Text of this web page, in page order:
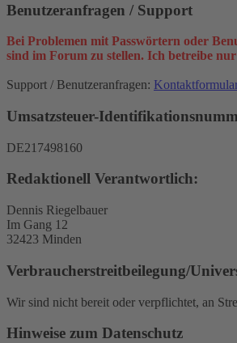
Benutzeranfragen / Support
Bei Problemen mit Passwörtern oder
sind im Forum zu stellen. Ich betreibe
Support / Benutzeranfragen:
Umsatzsteuer-
DE217498160
Redaktionell Verantwortlich:
Dennis Riegelbauer
Im Gang 12
32423 Minden
Verbraucher­streit­beilegung/
Wir sind nicht bereit oder verpflichtet, an
Hinweise zum Datenschutz